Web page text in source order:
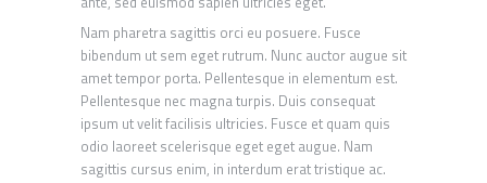
Nam pharetra sagittis orci eu posuere. Fusce
bibendum ut sem eget rutrum. Nunc auctor augue sit
amet tempor porta. Pellentesque in elementum est.
Pellentesque nec magna turpis. Duis consequat
ipsum ut velit facilisis ultricies. Fusce et quam quis
odio laoreet scelerisque eget eget augue. Nam
sagittis cursus enim, in interdum erat tristique ac.